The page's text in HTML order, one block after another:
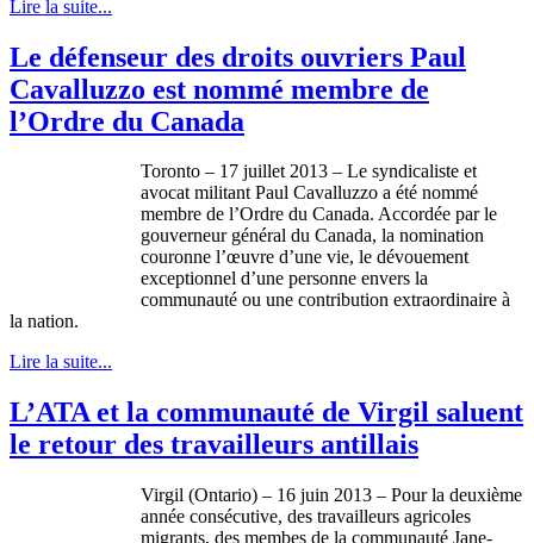
Lire la suite...
Le défenseur des droits ouvriers Paul
Cavalluzzo est nommé membre de
l’Ordre du Canada
Toronto – 17 juillet2013 – Le syndicaliste et
avocatmilitant Paul Cavalluzzo a été nommé
membre de l’Ordre du Canada. Accordée par le
gouverneur général du Canada, la nomination
couronne l’œuvre d’une vie, le dévouement
exceptionnel d’une personne envers la
communauté ou une contribution extraordinaire à
la nation.
Lire la suite...
L’ATA et la communauté de Virgil saluent
le retour des travailleurs antillais
Virgil (Ontario) – 16 juin 2013 – Pour la deuxième
année consécutive, des travailleurs agricoles
migrants, des membes de la communauté Jane-